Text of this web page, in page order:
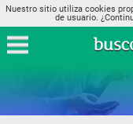
Nuestro sitio utiliza cookies
de usuario.